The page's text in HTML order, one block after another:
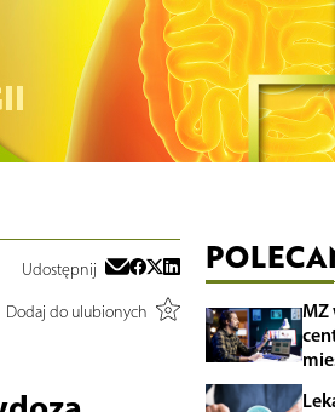
Udostępnij
Dodaj do ulubionych
MZ